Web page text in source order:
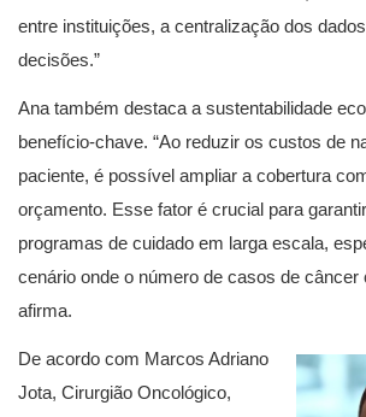
entre instituições, a centralização dos
decisões.”
Ana também destaca a sustentabilidade
benefício-chave. “Ao reduzir os custos de
paciente, é possível ampliar a cobertura
orçamento. Esse fator é crucial para
programas de cuidado em larga escala,
cenário onde o número de casos de câncer
afirma.
De acordo com Marcos Adriano
Jota, Cirurgião Oncológico,